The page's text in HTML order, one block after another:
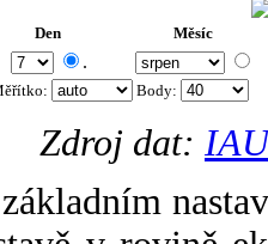
Den Měsíc
.
Body:
Zdroj dat: